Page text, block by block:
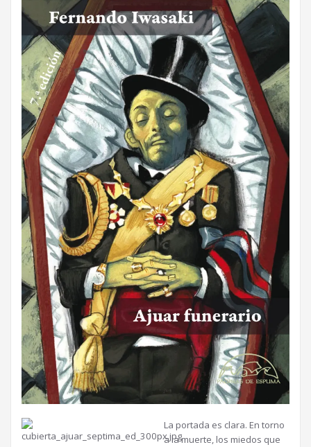
La portada es clara. En torno
a la muerte, los miedos que